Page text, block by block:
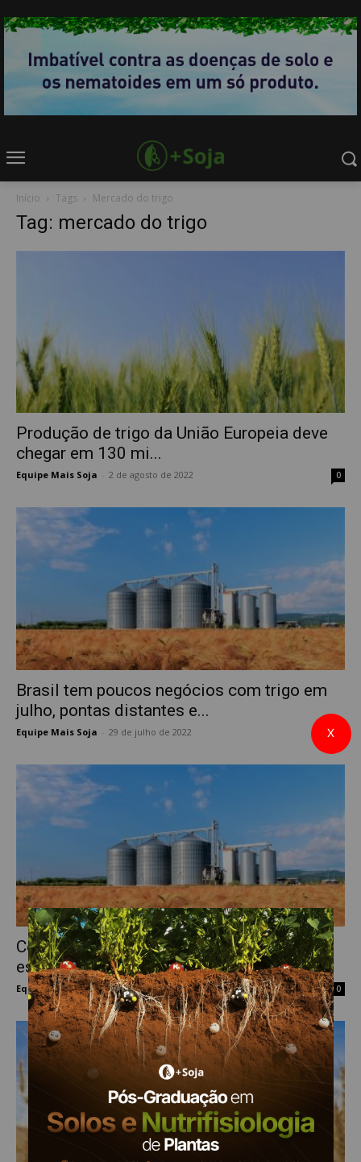
Início Tags Mercado do trigo
Tag: mercado do trigo
Produção de trigo da União Europeia deve
chegar em 130 mi...
Equipe Mais Soja 2 de agosto de 2022 0
Brasil tem poucos negócios com trigo em
julho, pontas distantes e...
Equipe Mais Soja 29 de julho de 2022
Cotações do trigo subiram pouco durante
esta semana em Chicago
Equipe Mais Soja - 29 de julho de 2022 0
X